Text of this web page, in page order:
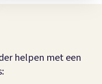
helpen met een